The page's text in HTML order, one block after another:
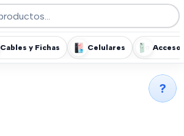
Cables y Fichas Celulares
?